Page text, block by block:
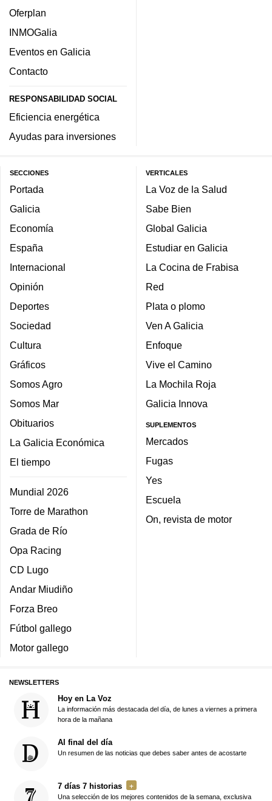
Oferplan
INMOGalia
Eventos en Galicia
Contacto
RESPONSABILIDAD SOCIAL
Eficiencia energética
Ayudas para inversiones
SECCIONES
Portada
Galicia
Economía
España
Internacional
Opinión
Deportes
Sociedad
Cultura
Gráficos
Somos Agro
Somos Mar
Obituarios
La Galicia Económica
El tiempo
Mundial 2026
Torre de Marathon
Grada de Río
Opa Racing
CD Lugo
Andar Miudiño
Forza Breo
Fútbol gallego
Motor gallego
VERTICALES
La Voz de la Salud
Sabe Bien
Global Galicia
Estudiar en Galicia
La Cocina de Frabisa
Red
Plata o plomo
Ven A Galicia
Enfoque
Vive el Camino
La Mochila Roja
Galicia Innova
SUPLEMENTOS
Mercados
Fugas
Yes
Escuela
On, revista de motor
NEWSLETTERS
Hoy en La Voz
La información más destacada del día, de lunes a viernes a primera
hora de la mañana
Al final del día
Un resumen de las noticias que debes saber antes de acostarte
7 días 7 historias
Una selección de los mejores contenidos de la semana, exclusiva